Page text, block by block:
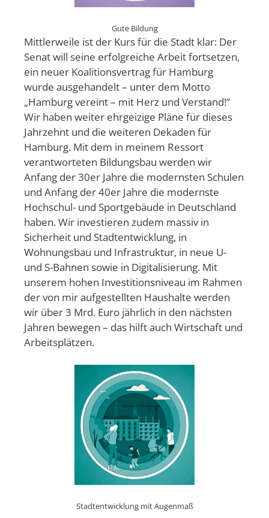
Gute Bildung
Mittlerweile ist der Kurs für die Stadt klar: Der
Senat will seine erfolgreiche Arbeit fortsetzen,
ein neuer Koalitionsvertrag für Hamburg
wurde ausgehandelt – unter dem Motto
„Hamburg vereint – mit Herz und Verstand!“
Wir haben weiter ehrgeizige Pläne für dieses
Jahrzehnt und die weiteren Dekaden für
Hamburg. Mit dem in meinem Ressort
verantworteten Bildungsbau werden wir
Anfang der 30er Jahre die modernsten Schulen
und Anfang der 40er Jahre die modernste
Hochschul- und Sportgebäude in Deutschland
haben. Wir investieren zudem massiv in
Sicherheit und Stadtentwicklung, in
Wohnungsbau und Infrastruktur, in neue U-
und S-Bahnen sowie in Digitalisierung. Mit
unserem hohen Investitionsniveau im Rahmen
der von mir aufgestellten Haushalte werden
wir über 3 Mrd. Euro jährlich in den nächsten
Jahren bewegen – das hilft auch Wirtschaft und
Arbeitsplätzen.
Stadtentwicklung mit Augenmaß